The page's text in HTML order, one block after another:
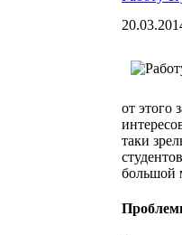
от этого
таки
большой